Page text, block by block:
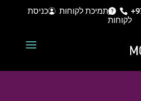
תמיכת לקוחות
כניסת
לקוחות